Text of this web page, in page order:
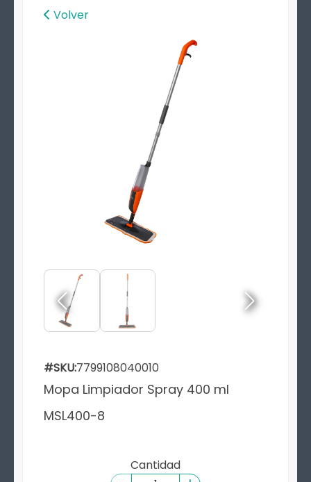
Volver
#SKU:7799108040010
Mopa Limpiador Spray 400 ml
MSL400-8
Cantidad